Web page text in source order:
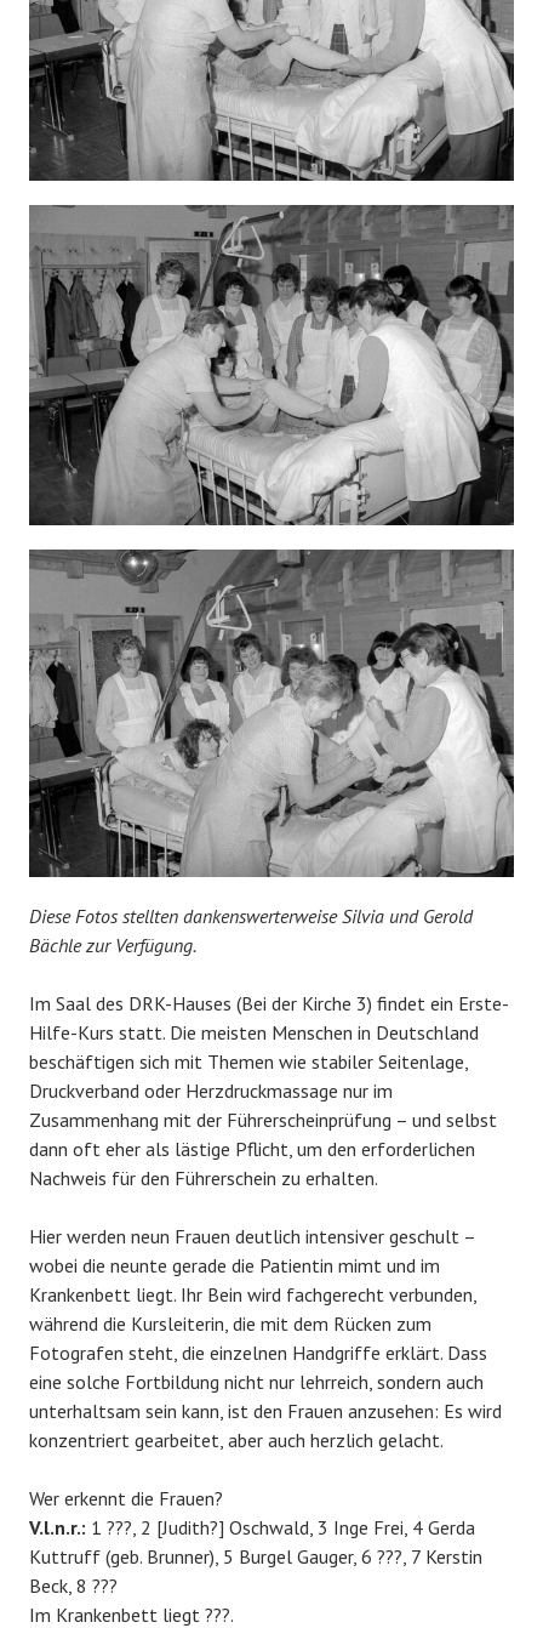
Diese Fotos stellten dankenswerterweise Silvia und Gerold
Bächle zur Verfügung.
Im Saal des DRK-Hauses (Bei der Kirche 3) findet ein Erste-
Hilfe-Kurs statt. Die meisten Menschen in Deutschland
beschäftigen sich mit Themen wie stabiler Seitenlage,
Druckverband oder Herzdruckmassage nur im
Zusammenhang mit der Führerscheinprüfung – und selbst
dann oft eher als lästige Pflicht, um den erforderlichen
Nachweis für den Führerschein zu erhalten.
Hier werden neun Frauen deutlich intensiver geschult –
wobei die neunte gerade die Patientin mimt und im
Krankenbett liegt. Ihr Bein wird fachgerecht verbunden,
während die Kursleiterin, die mit dem Rücken zum
Fotografen steht, die einzelnen Handgriffe erklärt. Dass
eine solche Fortbildung nicht nur lehrreich, sondern auch
unterhaltsam sein kann, ist den Frauen anzusehen: Es wird
konzentriert gearbeitet, aber auch herzlich gelacht.
Wer erkennt die Frauen?
V.l.n.r.: 1 ???, 2 [Judith?] Oschwald, 3 Inge Frei, 4 Gerda
Kuttruff (geb. Brunner), 5 Burgel Gauger, 6 ???, 7 Kerstin
Beck, 8 ???
Im Krankenbett liegt ???.